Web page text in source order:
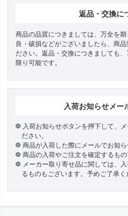
返品・交換に
商品の品質につきましては、万全を
良・破損などがございましたら、商
ださい。返品・交換につきましても
限り可能です。
入荷お知らせメー
入荷お知らせボタンを押下して、
ださい。
商品が入荷した際にメールでお知ら
商品の入荷やご注文を確定するもの
メーカー取り寄せ品に関しては、
るものもございます。予めご了承く